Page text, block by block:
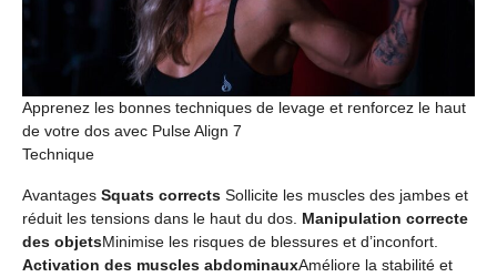
Apprenez les bonnes techniques de levage et renforcez le haut
de votre dos avec Pulse Align 7
Technique
Avantages Squats corrects Sollicite les muscles des jambes et
réduit les tensions dans le haut du dos. Manipulation correcte
des objetsMinimise les risques de blessures et d’inconfort.
Activation des muscles abdominauxAméliore la stabilité et